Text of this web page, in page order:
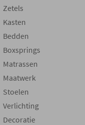
Zetels
Kasten
Bedden
Boxsprings
Matrassen
Maatwerk
Stoelen
Verlichting
Decoratie